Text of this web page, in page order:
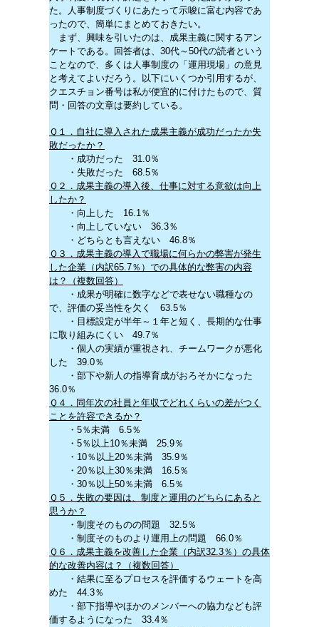
た。人事制度づくりにあたって示唆に富む内容であ
ったので、簡単にまとめておきたい。
まず、興味を引いたのは、成果主義に関するアン
ケートである。回答者は、30代～50代の読者という
ことなので、多くは人事制度の「運用現場」の意見
と考えてよいだろう。以下にいくつか引用するが、
クエスチョン番号は私が便宜的に付けたもので、質
問・回答の文章は要約している。
Ｑ１．自社に導入された成果主義が成功だったか失
敗だったか？
・成功だった 31.0％
・失敗だった 68.5％
Ｑ２．成果主義の導入後、仕事に対する意欲は向上
したか？
・向上した 16.1％
・向上していない 36.3％
・どちらとも言えない 46.8％
Ｑ３．成果主義の導入で職場に何らかの弊害が発生
した企業（内訳65.7％）での具体的な弊害の内容
は？（複数回答）
・成果が明確に数字などで表せない職種なの
で、評価の妥当性を欠く 63.5％
・目標設定が半年～１年と短く、長期的な仕事
に取り組みにくい 49.7％
・個人の実績が重視され、チームワークが悪化
した 39.0％
・部下や新人の指導育成がおろそかになった
36.0％
Ｑ４．同年次の社員と年収でどれくらいの差がつく
ことを許容できるか？
・5％未満 6.5％
・5％以上10％未満 25.9％
・10％以上20％未満 35.9％
・20％以上30％未満 16.5％
・30％以上50％未満 6.5％
Ｑ５．失敗の要因は、制度と運用のどちらにあると
思うか？
・制度そのものの問題 32.5％
・制度そのものより運用上の問題 66.0％
Ｑ６．成果主義を改善した企業（内訳32.3％）の具体
的な改善内容は？（複数回答）
・結果に至るプロセスを評価するウェートを高
めた 44.3％
・部下指導やほかのメンバーへの協力なども評
価するようになった 33.4％